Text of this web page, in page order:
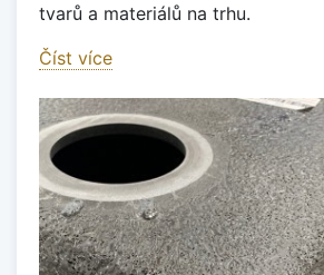
tvarů a materiálů na trhu.
Číst více